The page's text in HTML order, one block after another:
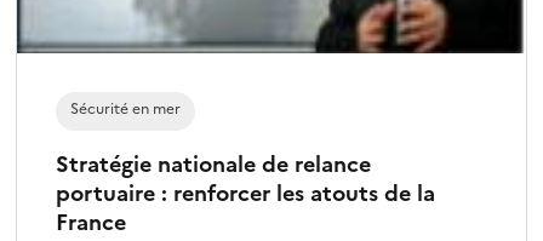
Stratégie nationale de relance
portuaire : renforcer les atouts de la
France
Sécurité en mer